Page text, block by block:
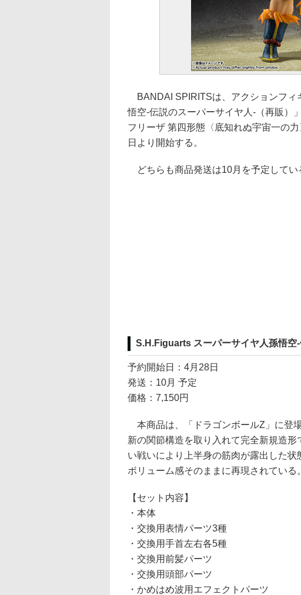
BANDAI SPIRITSは、アクションフィ
悟空-伝説のスーパーサイヤ人-（再販）
フリーザ 第四形態〈底知れぬ宇宙一の
日より開始する。
どちらも商品発送は10月を予定してい
S.H.Figuarts スーパーサイヤ人孫悟空-
予約開始日：4月28日
発送：10月 予定
価格：7,150円
本商品は、「ドラゴンボールZ」に登
新の関節構造を取り入れて完全新規造
い戦いにより上半身の筋肉が露出した
ボリューム感そのままに再現されている
【セット内容】
・本体
・交換用表情パーツ3種
・交換用手首左右各5種
・交換用前髪パーツ
・交換用頭部パーツ
・かめはめ波用エフェクトパーツ